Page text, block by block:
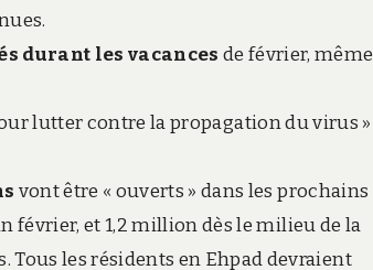
durant les vacances de février, même
lutter contre la propagation du virus »
vont être « ouverts » dans les prochains
février, et 1,2 million dès le milieu de la
les résidents en Ehpad devraient